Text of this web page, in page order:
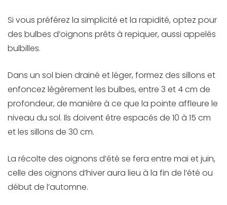
Si vous préférez la simplicité et la rapidité, optez pour
des bulbes d’oignons prêts à repiquer, aussi appelés
bulbilles.
Dans un sol bien drainé et léger, formez des sillons et
enfoncez légèrement les bulbes, entre 3 et 4 cm de
profondeur, de manière à ce que la pointe affleure le
niveau du sol. Ils doivent être espacés de 10 à 15 cm
et les sillons de 30 cm.
La récolte des oignons d’été se fera entre mai et juin,
celle des oignons d’hiver aura lieu à la fin de l’été ou
début de l’automne.